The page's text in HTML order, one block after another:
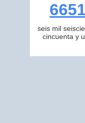
6651
seis mil
cincuenta y